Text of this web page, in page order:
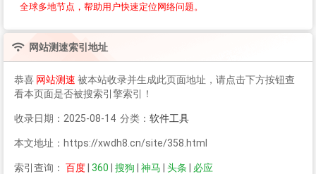
全球多地节点，帮助用户快速定位网络问题。
网站测速索引地址
恭喜 网站测速 被本站收录并生成此页面地址，请点击下方按钮查
看本页面是否被搜索引擎索引！
收录日期：2025-08-14 分类： 软件工具
本文地址：https://xwdh8.cn/site/358.html
索引查询： 百度 360 搜狗 神马 头条 必应